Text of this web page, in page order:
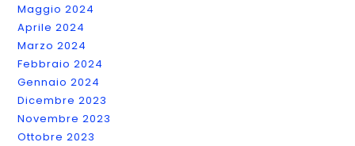
Maggio 2024
Aprile 2024
Marzo 2024
Febbraio 2024
Gennaio 2024
Dicembre 2023
Novembre 2023
Ottobre 2023